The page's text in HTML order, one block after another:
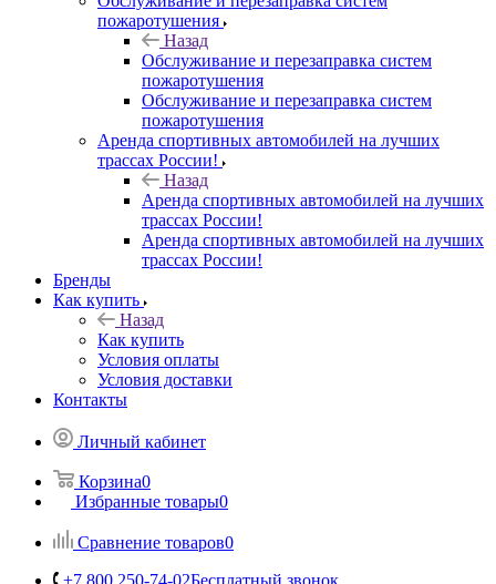
пожаротушения
Назад
Обслуживание и перезаправка систем
пожаротушения
Обслуживание и перезаправка систем
пожаротушения
Аренда спортивных автомобилей на лучших
трассах России!
Назад
Аренда спортивных автомобилей на лучших
трассах России!
Аренда спортивных автомобилей на лучших
трассах России!
Бренды
Как купить
Назад
Как купить
Условия оплаты
Условия доставки
Контакты
Личный кабинет
Корзина0
Избранные товары0
Сравнение товаров0
+7 800 250-74-02Бесплатный звонок